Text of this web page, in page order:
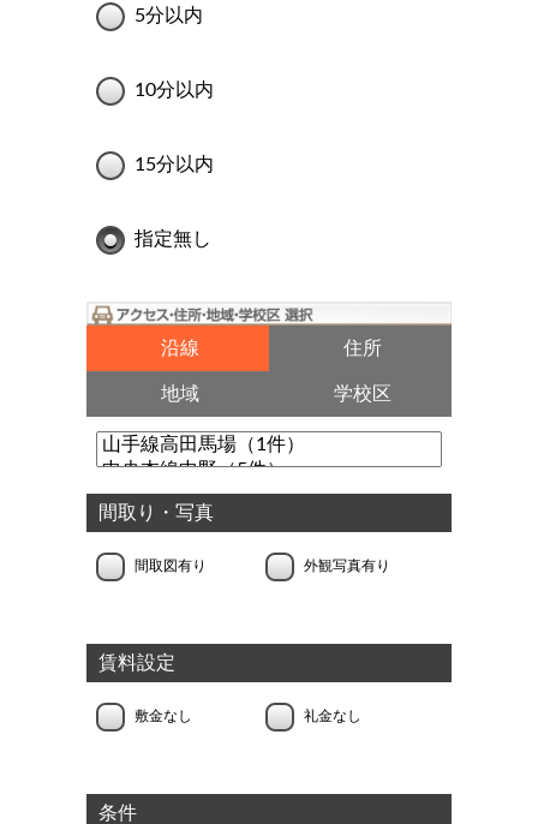
5分以内
10分以内
15分以内
指定無し
沿線 住所
地域 学校区
間取り・写真
間取図有り 外観写真有り
賃料設定
敷金なし 礼金なし
条件